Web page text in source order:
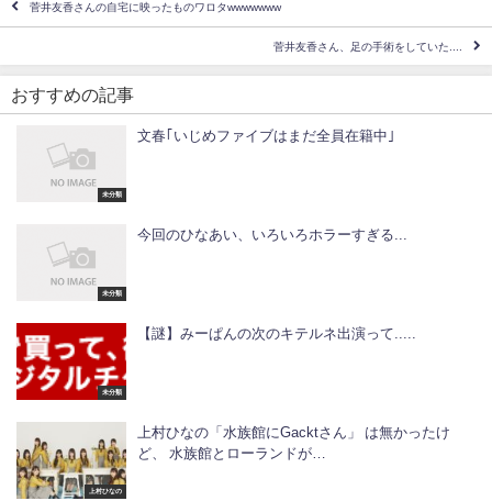
菅井友香さんの自宅に映ったものワロタwwwwwww
菅井友香さん、足の手術をしていた....
おすすめの記事
未分類
文春｢いじめファイブはまだ全員在籍中｣
未分類
今回のひなあい、いろいろホラーすぎる...
未分類
【謎】みーぱんの次のキテルネ出演って.....
上村ひなの
上村ひなの「水族館にGacktさん」 は無かったけ
ど、 水族館とローランドが…